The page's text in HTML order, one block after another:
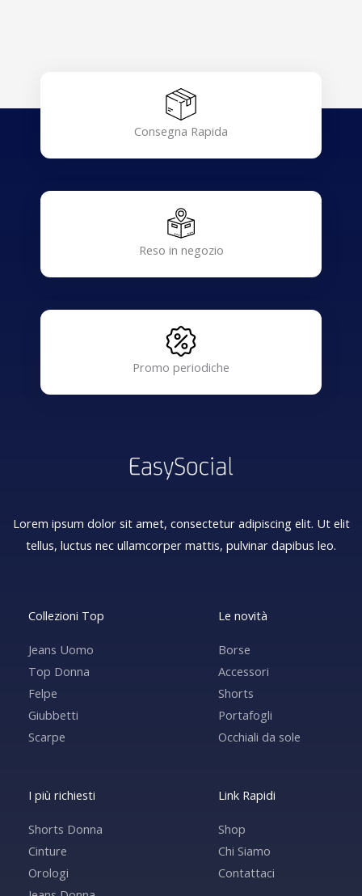
Consegna Rapida
Reso in negozio
Promo periodiche
Lorem ipsum dolor sit amet, consectetur adipiscing elit. Ut elit
tellus, luctus nec ullamcorper mattis, pulvinar dapibus leo.
Collezioni Top
Jeans Uomo
Top Donna
Felpe
Giubbetti
Scarpe
Le novità
Borse
Accessori
Shorts
Portafogli
Occhiali da sole
I più richiesti
Shorts Donna
Cinture
Orologi
Link Rapidi
Shop
Chi Siamo
Contattaci